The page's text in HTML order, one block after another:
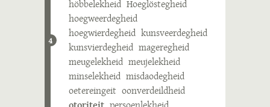
4
höbbelekheid Hoeglöstegheid
hoegweerdegheid
hoegwierdegheid kunsveerdegheid
kunsvierdegheid mageregheid
meugelekheid meujelekheid
minselekheid misdaodegheid
oetereingeit oonverdeildheid